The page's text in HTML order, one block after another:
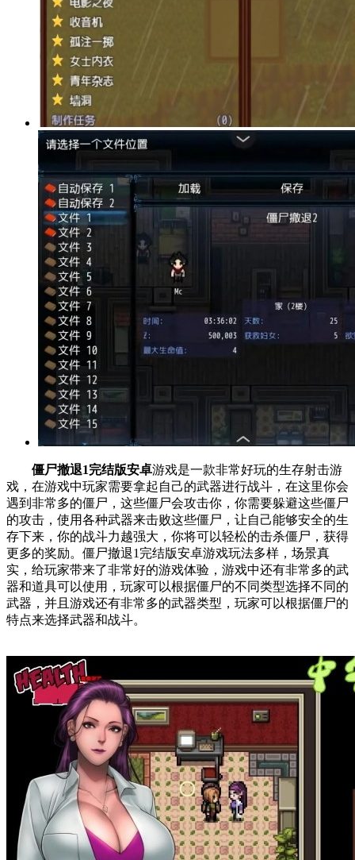
僵尸撤退1完结版安卓游戏是一款非常好玩的生存射击游
戏，在游戏中玩家需要拿起自己的武器进行战斗，在这里你会
遇到非常多的僵尸，这些僵尸会攻击你，你需要躲避这些僵尸
的攻击，使用各种武器来击败这些僵尸，让自己能够安全的生
存下来，你的战斗力越强大，你将可以轻松的击杀僵尸，获得
更多的奖励。僵尸撤退1完结版安卓游戏玩法多样，场景真
实，给玩家带来了非常好的游戏体验，游戏中还有非常多的武
器和道具可以使用，玩家可以根据僵尸的不同类型选择不同的
武器，并且游戏还有非常多的武器类型，玩家可以根据僵尸的
特点来选择武器和战斗。